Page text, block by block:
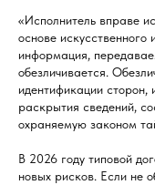
«Исполнитель вправе
основе искусственного
информация,
обезличивается.
идентификации сторон,
раскрытия сведений,
охраняемую законом
В 2026 году типовой
новых рисков. Если не